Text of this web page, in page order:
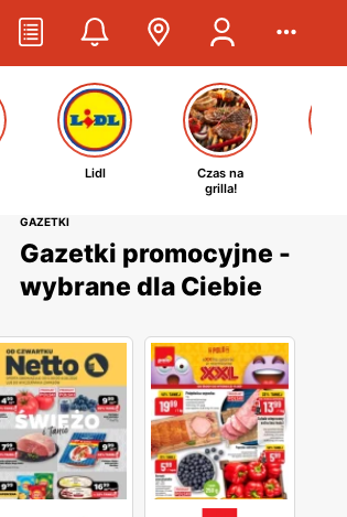
Lidl
Czas na
grilla!
GAZETKI
Gazetki promocyjne -
wybrane dla Ciebie